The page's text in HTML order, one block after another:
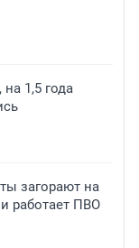
1,5 года
загорают на
работает ПВО